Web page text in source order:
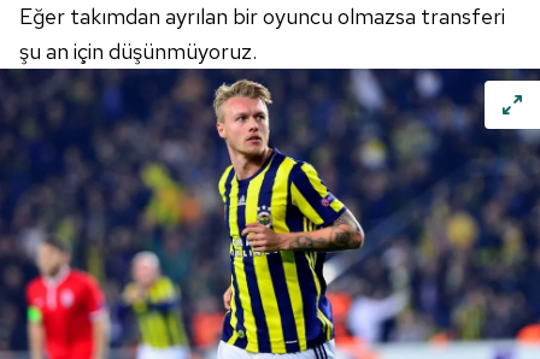
Eğer takımdan ayrılan bir oyuncu olmazsa transferi
şu an için düşünmüyoruz.